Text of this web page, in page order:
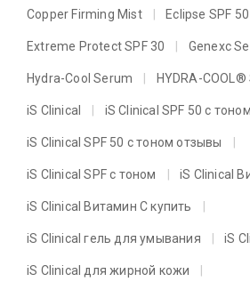
Copper Firming Mist Eclipse SPF
Extreme Protect SPF 30 Genexc
Hydra-Cool Serum HYDRA-COOL®
iS Clinical iS Clinical SPF 50 с тоном
iS Clinical SPF 50 с тоном отзывы
iS Clinical SPF с тоном iS Clinical
iS Clinical Витамин C купить
iS Clinical гель для умывания iS
iS Clinical для жирной кожи